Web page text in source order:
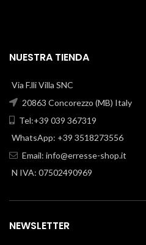
NUESTRA TIENDA
Via F.lli Villa SNC
20863 Concorezzo (MB) Italy
Tel:+39 039 367319
WhatsApp: +39 3518273556
Email: info@erresse-shop.it
N IVA: 07502490969
NEWSLETTER